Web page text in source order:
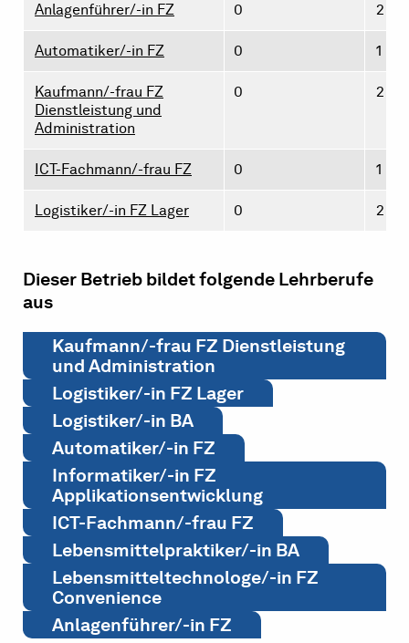
Anlagenführer/-in FZ 0 2
Automatiker/-in FZ 0 1
Kaufmann/-frau FZ
Dienstleistung und
Administration
0 2
ICT-Fachmann/-frau FZ 0 1
Logistiker/-in FZ Lager 0 2
Dieser Betrieb bildet folgende Lehrberufe
aus
Kaufmann/-frau FZ Dienstleistung
und Administration
Logistiker/-in FZ Lager
Logistiker/-in BA
Automatiker/-in FZ
Informatiker/-in FZ
Applikationsentwicklung
ICT-Fachmann/-frau FZ
Lebensmittelpraktiker/-in BA
Lebensmitteltechnologe/-in FZ
Convenience
Anlagenführer/-in FZ